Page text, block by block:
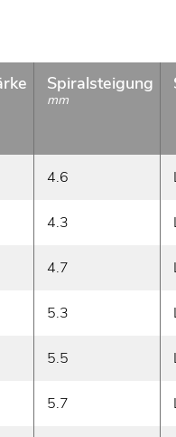
Spiralsteigung
mm
4.6
4.3
4.7
5.3
5.5
5.7